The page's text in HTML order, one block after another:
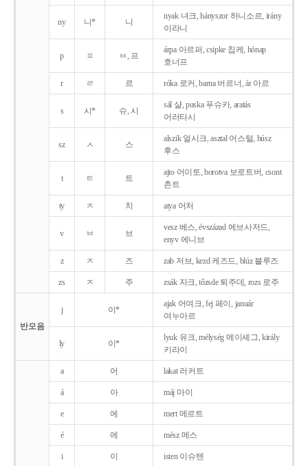
ny 니* 니
nyak 녀크, hányszor 하니소르, irány
이라니
p ㅍ ㅂ, 프
árpa 아르퍼, csipke 칩케, hónap
호너프
r ㄹ 르 róka 로커, barna 버르너, ár 아르
s 시* 슈, 시
sál 샬, puska 푸슈카, aratás
어러타시
sz ㅅ 스
alszik 얼시크, asztal 어스털, húsz
후스
t ㅌ 트
ajto 어이토, borotva 보로트버, csont
촌트
ty ㅊ 치 atya 어처
v ㅂ 브
vesz 베스, évszázad 에브사저드,
enyv 에니브
z ㅈ 즈 zab 저브, kezd 케즈드, blúz 블루즈
zs ㅈ 주 zsák 자크, tőzsde 퇴주데, rozs 로주
반모음
j 이*
ajak 어여크, fej 페이, január
여누아르
ly 이*
lyuk 유크, mélység 메이셰그, király
키라이
a 어 lakat 러커트
á 아 máj 마이
e 에 mert 메르트
é 에 mész 메스
i 이 isten 이슈텐